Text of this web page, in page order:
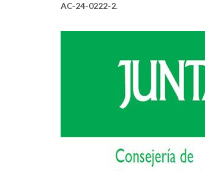
AC-24-0222-2.